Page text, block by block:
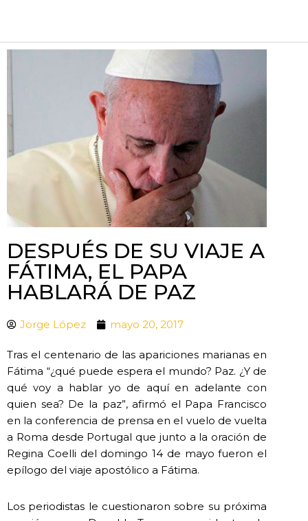
DESPUÉS DE SU VIAJE A
FÁTIMA, EL PAPA
HABLARÁ DE PAZ
Jorge López mayo 20, 2017
Tras el centenario de las apariciones marianas en
Fátima “¿qué puede espera el mundo? Paz. ¿Y de
qué voy a hablar yo de aquí en adelante con
quien sea? De la paz”, afirmó el Papa Francisco
en la conferencia de prensa en el vuelo de vuelta
a Roma desde Portugal que junto a la oración de
Regina Coelli del domingo 14 de mayo fueron el
epílogo del viaje apostólico a Fátima.
Los periodistas le cuestionaron sobre su próxima